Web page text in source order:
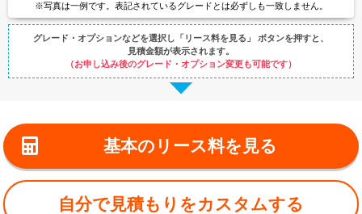
※写真は一例です。 表記されているグレードとは必ずしも一致しません。
グレード・オプションなどを選択し 「リース料を見る」 ボタンを押すと、
見積金額が表示されます。
（お申し込み後のグレード・オプション変更も可能です）
基本のリース料を見る
自分で見積もりをカスタムする